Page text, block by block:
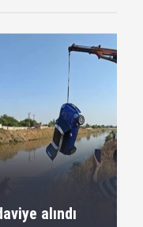
alındı